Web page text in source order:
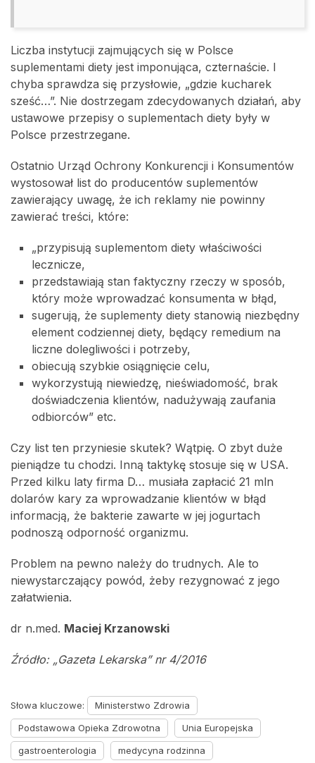
Liczba instytucji zajmujących się w Polsce
suplementami diety jest imponująca, czternaście. I
chyba sprawdza się przysłowie, „gdzie kucharek
sześć…”. Nie dostrzegam zdecydowanych działań, aby
ustawowe przepisy o suplementach diety były w
Polsce przestrzegane.
Ostatnio Urząd Ochrony Konkurencji i Konsumentów
wystosował list do producentów suplementów
zawierający uwagę, że ich reklamy nie powinny
zawierać treści, które:
„przypisują suplementom diety właściwości
lecznicze,
przedstawiają stan faktyczny rzeczy w sposób,
który może wprowadzać konsumenta w błąd,
sugerują, że suplementy diety stanowią niezbędny
element codziennej diety, będący remedium na
liczne dolegliwości i potrzeby,
obiecują szybkie osiągnięcie celu,
wykorzystują niewiedzę, nieświadomość, brak
doświadczenia klientów, nadużywają zaufania
odbiorców” etc.
Czy list ten przyniesie skutek? Wątpię. O zbyt duże
pieniądze tu chodzi. Inną taktykę stosuje się w USA.
Przed kilku laty firma D… musiała zapłacić 21 mln
dolarów kary za wprowadzanie klientów w błąd
informacją, że bakterie zawarte w jej jogurtach
podnoszą odporność organizmu.
Problem na pewno należy do trudnych. Ale to
niewystarczający powód, żeby rezygnować z jego
załatwienia.
dr n.med. Maciej Krzanowski
Źródło: „Gazeta Lekarska” nr 4/2016
Słowa kluczowe:
Ministerstwo Zdrowia
Podstawowa Opieka Zdrowotna
Unia Europejska
gastroenterologia
medycyna rodzinna